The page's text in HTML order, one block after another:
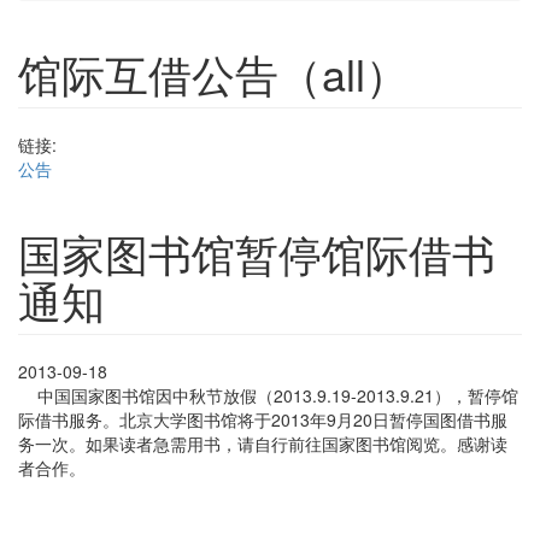
馆际互借公告（all）
链接:
公告
国家图书馆暂停馆际借书
通知
2013-09-18
中国国家图书馆因中秋节放假（2013.9.19-2013.9.21），暂停馆
际借书服务。北京大学图书馆将于2013年9月20日暂停国图借书服
务一次。如果读者急需用书，请自行前往国家图书馆阅览。感谢读
者合作。